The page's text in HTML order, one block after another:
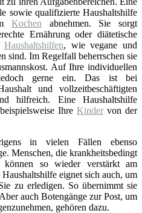
sowie qualifizierte Haushaltshilfe
Kochen abnehmen. Sie sorgt
Ernährung oder diätetische
Haushaltshilfen, wie vegane und
sind. Im Regelfall beherrschen sie
Auf Ihre individuellen
gerne ein. Das ist bei
und vollzeitbeschäftigten
hilfreich. Eine Haushaltshilfe
Ihre Kinder von der
in vielen Fällen ebenso
Menschen, die krankheitsbedingt
können so wieder verstärkt am
eignet sich auch, um
zu erledigen. So übernimmt sie
auch Botengänge zur Post, um
gehören dazu.